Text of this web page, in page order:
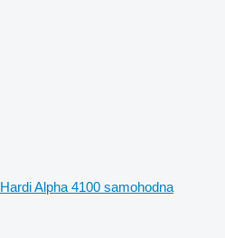
Hardi Alpha 4100 samohodna